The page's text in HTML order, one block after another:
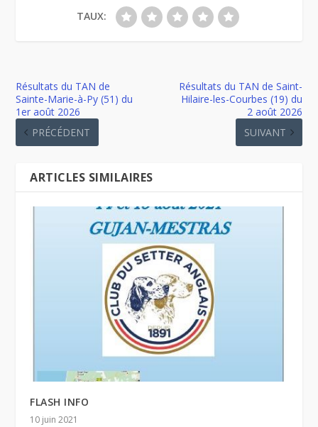
TAUX:
Résultats du TAN de
Sainte-Marie-à-Py (51) du
1er août 2026
PRÉCÉDENT
Résultats du TAN de Saint-
Hilaire-les-Courbes (19) du
2 août 2026
SUIVANT
ARTICLES SIMILAIRES
FLASH INFO
10 juin 2021